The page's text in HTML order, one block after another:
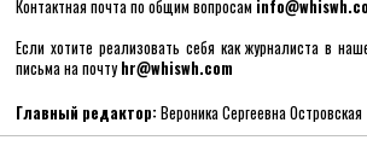
Контактная почта по общим вопросам
Если хотите реализовать себя как журналиста в
письма на почтуhr@whiswh.com
Главный редактор: Вероника Сергеевна Островская